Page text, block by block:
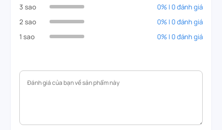
3 sao
0% | 0 đánh giá
2 sao
0% | 0 đánh giá
1 sao
0% | 0 đánh giá